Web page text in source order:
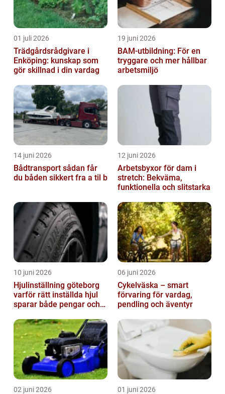
01 juli 2026
Trädgårdsrådgivare i
Enköping: kunskap som
gör skillnad i din vardag
19 juni 2026
BAM-utbildning: För en
tryggare och mer hållbar
arbetsmiljö
14 juni 2026
Bådtransport sådan får
du båden sikkert fra a til b
12 juni 2026
Arbetsbyxor för dam i
stretch: Bekväma,
funktionella och slitstarka
10 juni 2026
Hjulinställning göteborg
varför rätt inställda hjul
sparar både pengar och
06 juni 2026
Cykelväska – smart
förvaring för vardag,
pendling och äventyr
02 juni 2026 01 juni 2026